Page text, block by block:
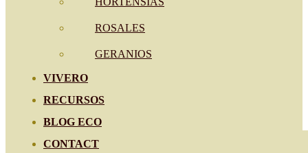
ROSALES
GERANIOS
VIVERO
RECURSOS
BLOG ECO
CONTACT